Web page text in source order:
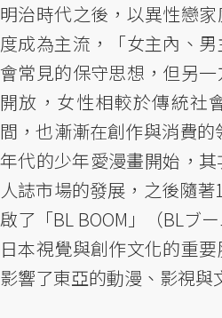
明治時代之後，以異性戀
度成為主流，「女主內、
會常見的保守思想，但另
開放，女性相較於傳統社
間，也漸漸在創作與消費
年代的少年愛漫畫開始，其
人誌市場的發展，之後隨
啟了「BL BOOM」（BLブ
日本視覺與創作文化的重
影響了東亞的動漫、影視與